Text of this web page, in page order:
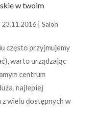
w twoim
23.11.2016| Salon
często przyjmujemy
warto urządzając
centrum
najlepiej
z wielu dostępnych w